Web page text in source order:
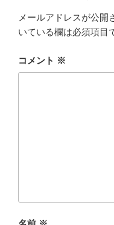
メールアドレスが公開
いている欄は必須項目
コメント ※